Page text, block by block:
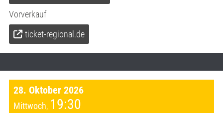
Vorverkauf
ticket-regional.de
28. Oktober 2026
Mittwoch, 19:30